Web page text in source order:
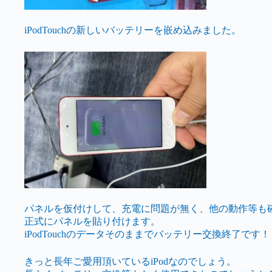
iPodTouchの新しいバッテリーを嵌め込みました。
パネルを仮付けして、充電に問題が無く、他の動作等も
正式にパネルを貼り付けます。
iPodTouchのデータそのままでバッテリー交換終了です！
きっと長年ご愛用頂いているiPodなのでしょう。